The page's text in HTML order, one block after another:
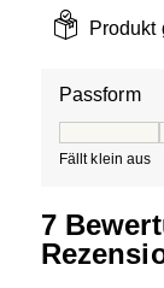
Produkt
Passform
Fällt klein aus
7